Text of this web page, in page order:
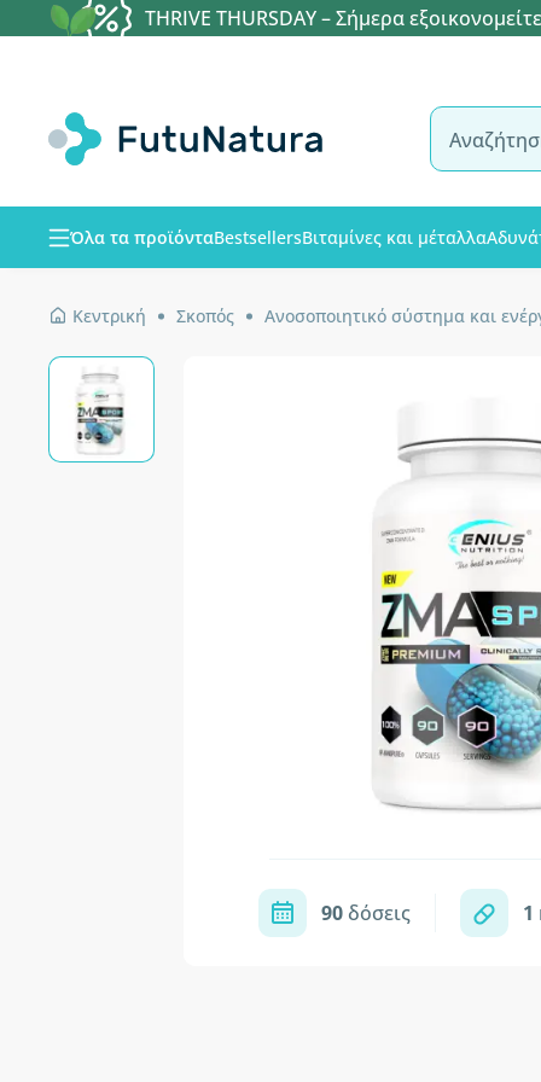
THRIVE THURSDAY – Σήμερα
Όλα τα προϊόνταBestsellersΒιταμίνες και μέταλλα
Κεντρική Σκοπός Ανοσοποιητικό σύστημα και
90δόσεις 1